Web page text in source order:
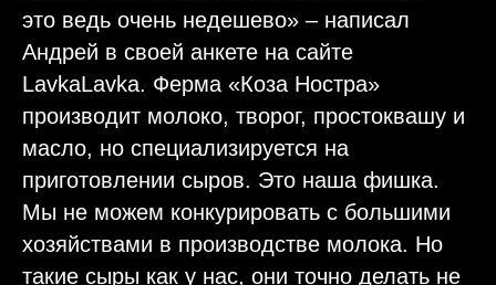
это ведь очень недешево» – написал
Андрей в своей анкете на сайте
LavkaLavka. Ферма «Коза Ностра»
производит молоко, творог, простоквашу и
масло, но специализируется на
приготовлении сыров. Это наша фишка.
Мы не можем конкурировать с большими
хозяйствами в производстве молока. Но
такие сыры как у нас, они точно делать не